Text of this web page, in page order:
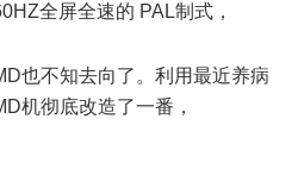
全屏全速的 PAL制式，
也不知去向了。利用最近养病
机彻底改造了一番，